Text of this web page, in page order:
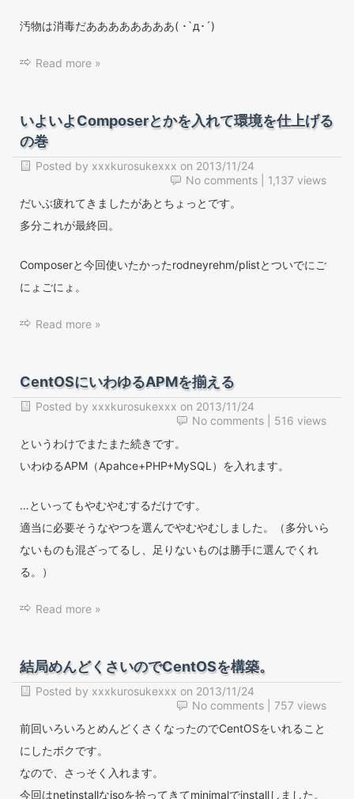
汚物は消毒だああああああああ( ･`д･´)
Read more »
いよいよComposerとかを入れて環境を仕上げる
の巻
Posted by xxxkurosukexxx on 2013/11/24
No comments | 1,137 views
だいぶ疲れてきましたがあとちょっとです。
多分これが最終回。
Composerと今回使いたかったrodneyrehm/plistとついでにご
にょごにょ。
Read more »
CentOSにいわゆるAPMを揃える
Posted by xxxkurosukexxx on 2013/11/24
No comments | 516 views
というわけでまたまた続きです。
いわゆるAPM（Apahce+PHP+MySQL）を入れます。
…といってもやむやむするだけです。
適当に必要そうなやつを選んでやむやむしました。（多分いら
ないものも混ざってるし、足りないものは勝手に選んでくれ
る。）
Read more »
結局めんどくさいのでCentOSを構築。
Posted by xxxkurosukexxx on 2013/11/24
No comments | 757 views
前回いろいろとめんどくさくなったのでCentOSをいれること
にしたボクです。
なので、さっそく入れます。
今回はnetinstallなisoを拾ってきてminimalでinstallしました。